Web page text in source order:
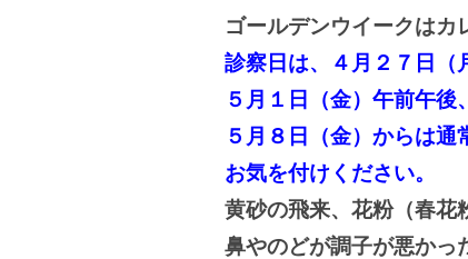
ゴールデンウイークはカ
診察日は、４月２７日（
５月１日（金）午前午後
５月８日（金）からは通
お気を付けください。
黄砂の飛来、花粉（春花
鼻やのどが調子が悪かっ